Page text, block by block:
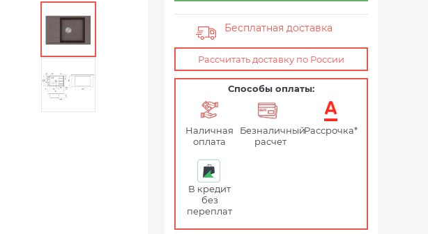
Бесплатная доставка
Рассчитать доставку по России
Способы оплаты:
Наличная
оплата
Безналичный
расчет
Рассрочка*
В кредит
без
переплат